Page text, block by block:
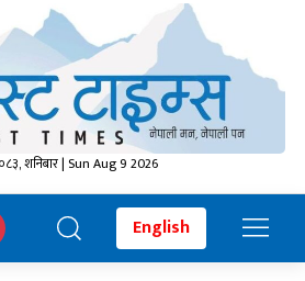
शनिबार | Sun Aug 9 2026
English